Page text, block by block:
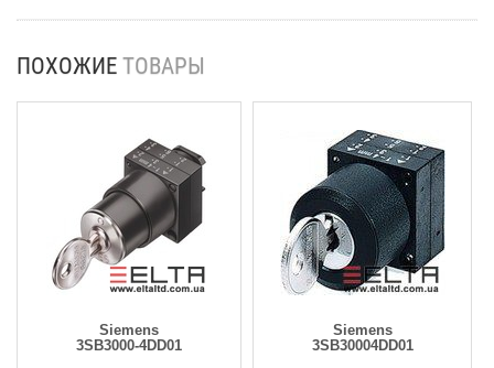
ПОХОЖИЕ ТОВАРЫ
Siemens
3SB3000-4DD01
Siemens
3SB30004DD01